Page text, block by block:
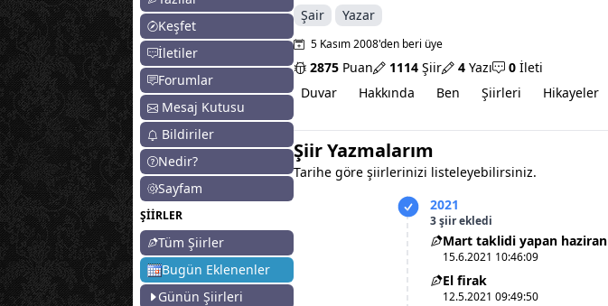
Keşfet
İletiler
Forumlar
Mesaj Kutusu
Bildiriler
Nedir?
Sayfam
ŞİİRLER
Tüm Şiirler
Bugün Eklenenler
Günün Şiirleri
Şair Yazar
5 Kasım 2008'den beri üye
2875 Puan 1114 Şiir 4 Yazı 0 İleti
Duvar
Hakkında Ben Şiirleri Hikayeler
Şiir Yazmalarım
Tarihe göre şiirlerinizi listeleyebilirsiniz.
2021
3 şiir ekledi
Mart taklidi yapan haziran
15.6.2021 10:46:09
El firak
12.5.2021 09:49:50